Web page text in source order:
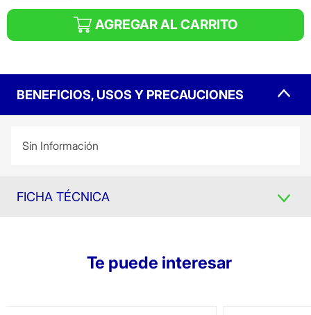
AGREGAR AL CARRITO
BENEFICIOS, USOS Y PRECAUCIONES
Sin Información
FICHA TÉCNICA
Te puede interesar